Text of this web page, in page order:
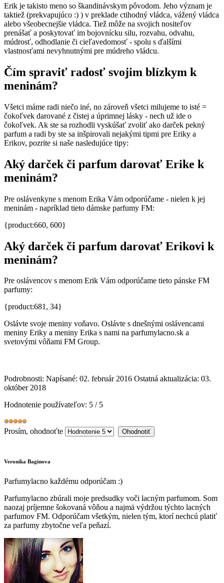
Erik je takisto meno so škandinávskym pôvodom. Jeho význam je
taktiež (prekvapujúco :) ) v preklade ctihodný vládca, vážený vládca
alebo všeobecnejšie vládca. Tiež môže na svojich nositeľov
prenášať a poskytovať im bojovnícku silu, rozvahu, odvahu,
múdrosť, odhodlanie či cieľavedomosť - spolu s ďalšími
vlastnosťami nevyhnutnými pre múdreho vládcu.
Čím spraviť radosť svojim blízkym k
meninám?
Všetci máme radi niečo iné, no zároveň všetci milujeme to isté =
čokoľvek darované z čistej a úprimnej lásky - nech už ide o
čokoľvek. Ak ste sa rozhodli vyskúšať zvoliť ako darček pekný
parfum a radi by ste sa inšpirovali nejakými tipmi pre Eriky a
Erikov, pozrite si naše nasledujúce tipy:
Aký darček či parfum darovať Erike k
meninám?
Pre oslávenkyne s menom Erika Vám odporúčame - nielen k jej
meninám - napríklad tieto dámske parfumy FM:
{product:660, 600}
Aký darček či parfum darovať Erikovi k
meninám?
Pre oslávencov s menom Erik Vám odporúčame tieto pánske FM
parfumy:
{product:681, 34}
Oslávte svoje meniny voňavo. Oslávte s dnešnými oslávencami
meniny Eriky a meniny Erika s nami na parfumylacno.sk a
svetovými vôňami FM Group.
Podrobnosti: Napísané: 02. február 2016 Ostatná aktualizácia: 03.
október 2018
Hodnotenie používateľov: 5 / 5
Prosím, ohodnoťte
Veronika Baginova
Parfumylacno každému odporúčam :)
Parfumylacno zbúrali moje predsudky voči lacným parfumom. Som
naozaj príjemne šokovaná vôňou a najmä výdržou týchto lacných
parfumov FM. Odporúčam všetkým, nielen tým, ktorí nechcú platiť
za parfumy zbytočne veľa peňazí.